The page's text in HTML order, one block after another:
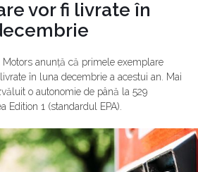
vor fi livrate în
anunță că primele exemplare
în luna decembrie a acestui an. Mai
o autonomie de până la 529
Edition 1 (standardul EPA).